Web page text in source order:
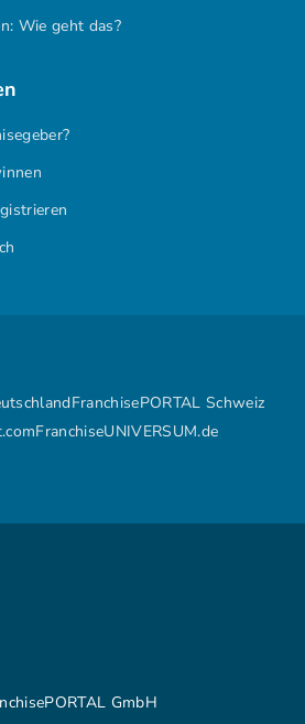
Wie geht das?
FranchisePORTAL Schweiz
FranchiseUNIVERSUM.de
GmbH